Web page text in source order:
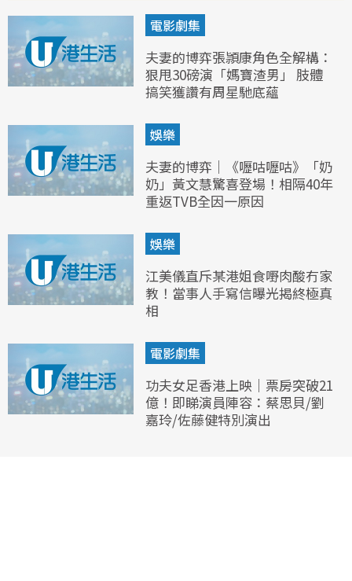
電影劇集
夫妻的博弈張頴康角色全解構：
狠甩30磅演「媽寶渣男」 肢體
搞笑獲讚有周星馳底蘊
娛樂
夫妻的博弈｜《嚦咕嚦咕》「奶
奶」黃文慧驚喜登場！相隔40年
重返TVB全因一原因
娛樂
江美儀直斥某港姐食嘢肉酸冇家
教！當事人手寫信曝光揭終極真
相
電影劇集
功夫女足香港上映｜票房突破21
億！即睇演員陣容：蔡思貝/劉
嘉玲/佐藤健特別演出